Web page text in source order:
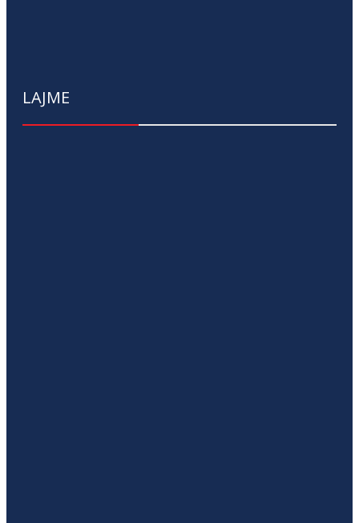
LAJME